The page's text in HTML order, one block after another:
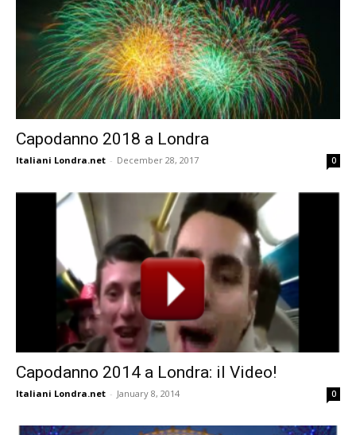
Capodanno 2018 a Londra
Italiani Londra.net - December 28, 2017 0
Capodanno 2014 a Londra: il Video!
Italiani Londra.net - January 8, 2014 0